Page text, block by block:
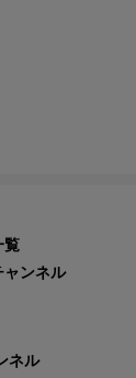
覧
ャンネル
ネル